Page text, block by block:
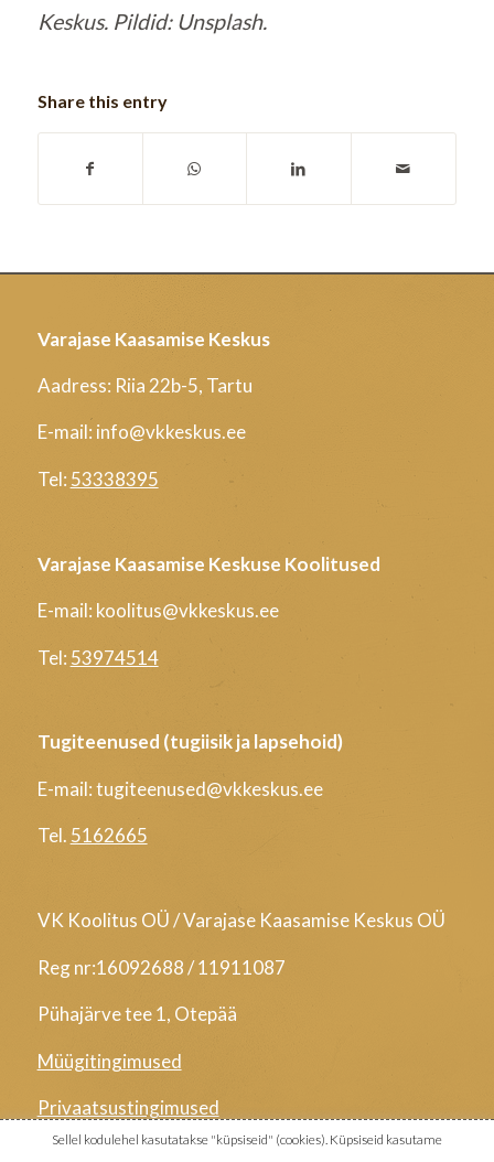
Keskus. Pildid: Unsplash.
Share this entry
Varajase Kaasamise Keskus
Aadress: Riia 22b-5, Tartu
E-mail: info@vkkeskus.ee
Tel: 53338395
Varajase Kaasamise Keskuse Koolitused
E-mail: koolitus@vkkeskus.ee
Tel: 53974514
Tugiteenused (tugiisik ja lapsehoid)
E-mail: tugiteenused@vkkeskus.ee
Tel. 5162665
VK Koolitus OÜ / Varajase Kaasamise Keskus OÜ
Reg nr:16092688 / 11911087
Pühajärve tee 1, Otepää
Müügitingimused
Privaatsustingimused
Sellel kodulehel kasutatakse "küpsiseid" (cookies). Küpsiseid kasutame